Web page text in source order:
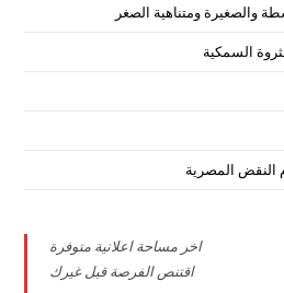
والصغيرة ومتناهية الصغر
السمكية
النقض المصرية
اخر مساحة اعلانية متوفرة
اقتنص الفرصة قبل غيرك